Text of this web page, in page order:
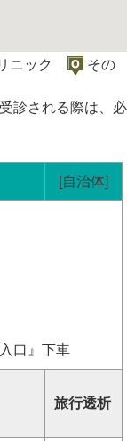
ニック
その
診される際は、必
[自治体]
口』下車
旅行透析